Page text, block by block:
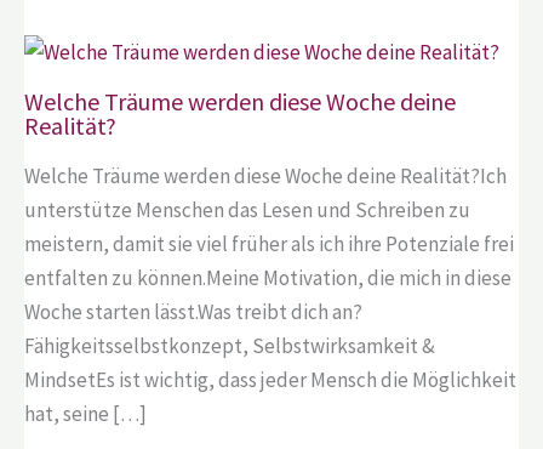
Welche Träume werden diese Woche deine
Realität?
Welche Träume werden diese Woche deine Realität?Ich
unterstütze Menschen das Lesen und Schreiben zu
meistern, damit sie viel früher als ich ihre Potenziale frei
entfalten zu können.Meine Motivation, die mich in diese
Woche starten lässt.Was treibt dich an?
Fähigkeitsselbstkonzept, Selbstwirksamkeit &
MindsetEs ist wichtig, dass jeder Mensch die Möglichkeit
hat, seine […]